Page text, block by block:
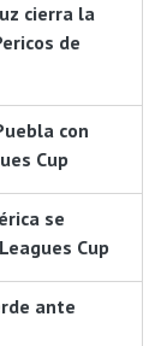
cierra la
de
con
Cup
se
Cup
ante